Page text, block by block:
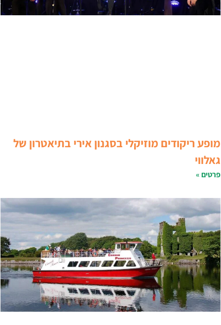
מופע ריקודים מוזיקלי בסגנון אירי בתיאטרון של
גאלווי
פרטים »